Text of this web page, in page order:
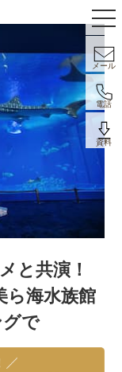
メール
電話
資料
と共演！
ら海水族館
で